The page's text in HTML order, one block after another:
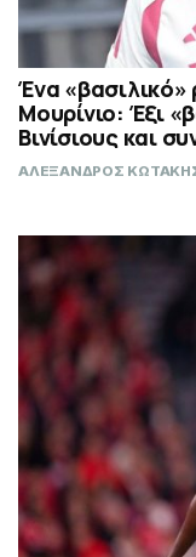
Ένα
Μουρίνιο: Έξι
Βινίσιους και
ΑΛΕΞΑΝΔΡΟΣ